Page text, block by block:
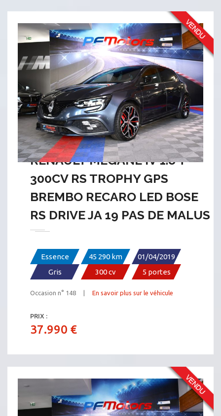
RENAULT MEGANE IV 1.8 T
300CV RS TROPHY GPS
BREMBO RECARO LED BOSE
RS DRIVE JA 19 PAS DE MALUS
Essence 45 290 km
01/04/2019
Gris
300 cv 5 portes
Occasion n° 148 | En savoir plus sur le véhicule
PRIX :
37.990 €